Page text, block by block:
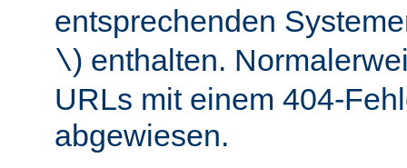
entsprechenden
\) enthalten.
URLs mit einem 404-
abgewiesen.